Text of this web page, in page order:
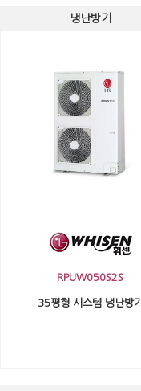
냉난방기
RPUW050S2S
35평형 시스템 냉난방기